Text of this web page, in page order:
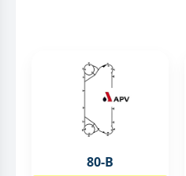
80-B